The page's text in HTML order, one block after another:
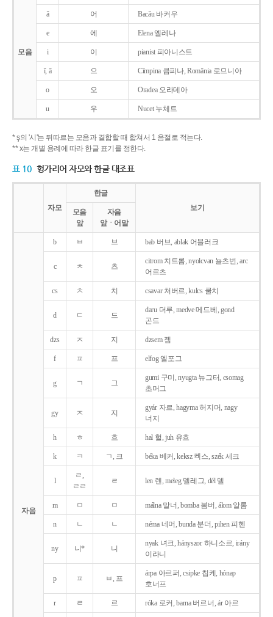
모음
ǎ 어 Bacǎu 바커우
e 에 Elena 엘레나
i 이 pianist 피아니스트
î, â 으 Cîmpina 큼피나, România 로므니아
o 오 Oradea 오라데아
u 우 Nucet 누체트
* ş의 '시'는 뒤따르는 모음과 결합할 때 합쳐서 1 음절로 적는다.
** x는 개별 용례에 따라 한글 표기를 정한다.
표 10 헝가리어 자모와 한글 대조표
자모
한글
보기
모음
앞
자음
앞ㆍ어말
자음
b ㅂ 브 bab 버브, ablak 어블러크
c ㅊ 츠
citrom 치트롬, nyolcvan 뇰츠번, arc
어르츠
cs ㅊ 치 csavar 처버르, kulcs 쿨치
d ㄷ 드
daru 더루, medve 메드베, gond
곤드
dzs ㅈ 지 dzsem 젬
f ㅍ 프 elfog 엘포그
g ㄱ 그
gumi 구미, nyugta 뉴그터, csomag
초머그
gy ㅈ 지
gyár 자르, hagyma 허지머, nagy
너지
h ㅎ 흐 hal 헐, juh 유흐
k ㅋ ㄱ, 크 béka 베커, keksz 켁스, szék 세크
l
ㄹ,
ㄹㄹ
ㄹ len 렌, meleg 멜레그, dél 델
m ㅁ ㅁ málna 말너, bomba 봄버, álom 알롬
n ㄴ ㄴ néma 네머, bunda 분더, pihen 피헨
ny 니* 니
nyak 녀크, hányszor 하니소르, irány
이라니
p ㅍ ㅂ, 프
árpa 아르퍼, csipke 칩케, hónap
호너프
r ㄹ 르 róka 로커, barna 버르너, ár 아르